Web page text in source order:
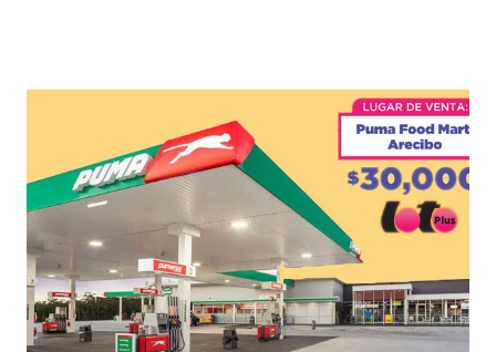
ganador fue vendido en la farmacia Yarimar de la
Urbanización Las Lomas en el Municipio de San Juan
¡Enhorabuena que lo disfrute!
...